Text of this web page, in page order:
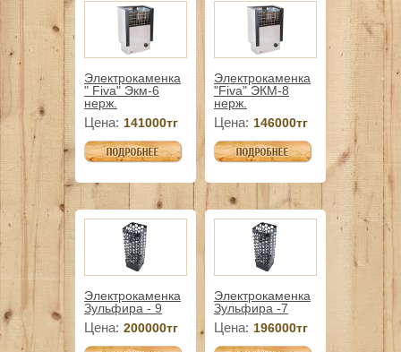
Электрокаменка
" Fiva" Экм-6
нерж.
Цена: 141000тг
Электрокаменка
"Fiva" ЭКМ-8
нерж.
Цена: 146000тг
Электрокаменка
Зульфира - 9
Цена: 200000тг
Электрокаменка
Зульфира -7
Цена: 196000тг